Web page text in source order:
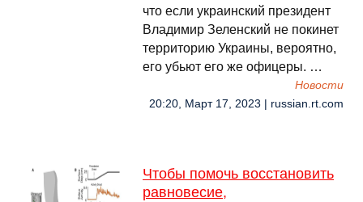
что если украинский президент
Владимир Зеленский не покинет
территорию Украины, вероятно,
его убьют его же офицеры. …
Новости
20:20, Март 17, 2023 | russian.rt.com
Чтобы помочь восстановить
равновесие,